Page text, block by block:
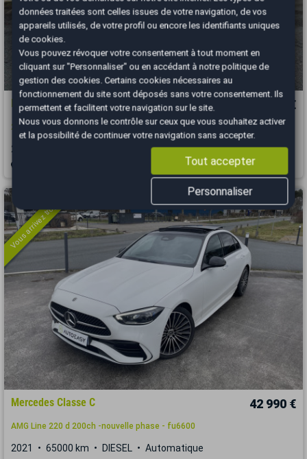
Mercedes Classe C 24 990 €
200 184 AMG Line 9G-Tronic Toit Pano
2018 Automatique
Vous arrivez trop tard
Mercedes Classe C 42 990 €
AMG Line 220 d 200ch -nouvelle phase - fu6600
2021 65000 km DIESEL Automatique
données traitées sont celles issues de votre navigation, de vos
appareils utilisés, de votre profil ou encore les identifiants uniques
de cookies.
Vous pouvez révoquer votre consentement à tout moment en
cliquant sur "Personnaliser" ou en accédant à notre politique de
gestion des cookies. Certains cookies nécessaires au
fonctionnement du site sont déposés sans votre consentement. Ils
permettent et facilitent votre navigation sur le site.
Nous vous donnons le contrôle sur ceux que vous souhaitez activer
et la possibilité de continuer votre navigation sans accepter.
Tout accepter
Personnaliser